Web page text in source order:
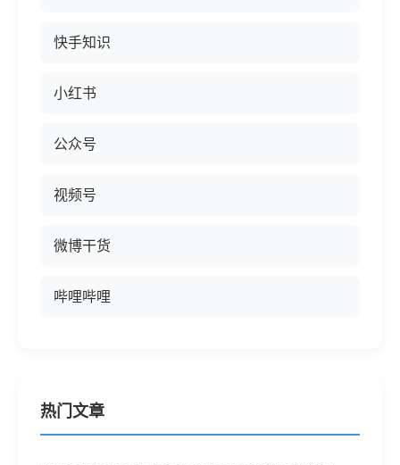
快手知识
小红书
公众号
视频号
微博干货
哔哩哔哩
热门文章